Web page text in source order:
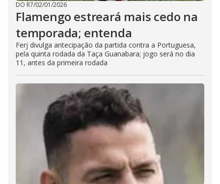
DO R7/02/01/2026
Flamengo estreará mais cedo na
temporada; entenda
Ferj divulga antecipação da partida contra a Portuguesa,
pela quinta rodada da Taça Guanabara; jogo será no dia
11, antes da primeira rodada